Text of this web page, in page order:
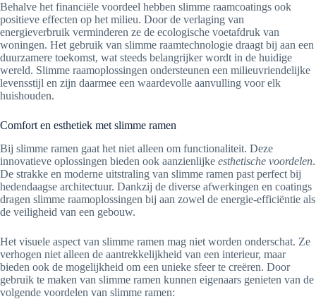
Behalve het financiële voordeel hebben slimme raamcoatings ook
positieve effecten op het milieu. Door de verlaging van
energieverbruik verminderen ze de ecologische voetafdruk van
woningen. Het gebruik van slimme raamtechnologie draagt bij aan een
duurzamere toekomst, wat steeds belangrijker wordt in de huidige
wereld. Slimme raamoplossingen ondersteunen een milieuvriendelijke
levensstijl en zijn daarmee een waardevolle aanvulling voor elk
huishouden.
Comfort en esthetiek met slimme ramen
Bij slimme ramen gaat het niet alleen om functionaliteit. Deze
innovatieve oplossingen bieden ook aanzienlijke esthetische voordelen.
De strakke en moderne uitstraling van slimme ramen past perfect bij
hedendaagse architectuur. Dankzij de diverse afwerkingen en coatings
dragen slimme raamoplossingen bij aan zowel de energie-efficiëntie als
de veiligheid van een gebouw.
Het visuele aspect van slimme ramen mag niet worden onderschat. Ze
verhogen niet alleen de aantrekkelijkheid van een interieur, maar
bieden ook de mogelijkheid om een unieke sfeer te creëren. Door
gebruik te maken van slimme ramen kunnen eigenaars genieten van de
volgende voordelen van slimme ramen: